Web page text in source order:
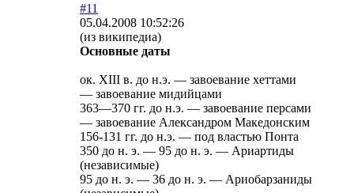
#11
05.04.2008 10:52:26
(из википедиа)
Основные даты
ок. XIII в. до н.э. — завоевание хеттами
— завоевание мидийцами
363—370 гг. до н.э. — завоевание персами
— завоевание Александром Македонским
156-131 гг. до н.э. — под властью Понта
350 до н. э. — 95 до н. э. — Ариартиды
(независимые)
95 до н. э. — 36 до н. э. — Ариобарзаниды